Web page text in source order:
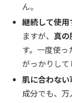
ん。
継続して使用
ますが、真の
す。一度使っ
がっかりして
肌に合わない
成分でも、